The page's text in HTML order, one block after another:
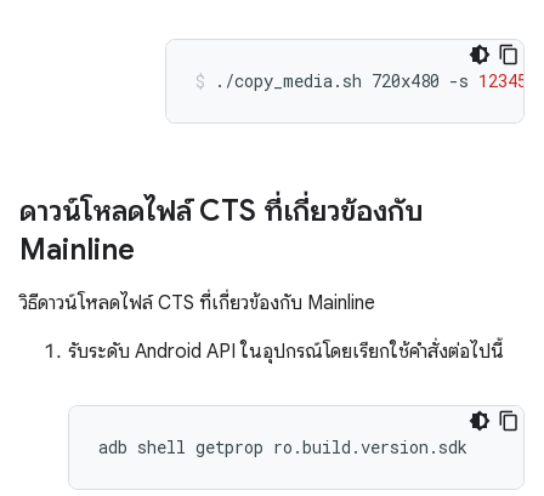
./copy_media.sh 720x480 -s
ดาวน์โหลดไฟล์ CTS ที่เกี่ยวข้องกับ
Mainline
วิธีดาวน์โหลดไฟล์ CTS ที่เกี่ยวข้องกับ Mainline
รับระดับ Android API ในอุปกรณ์โดยเรียกใช้คำสั่งต่อไปนี้